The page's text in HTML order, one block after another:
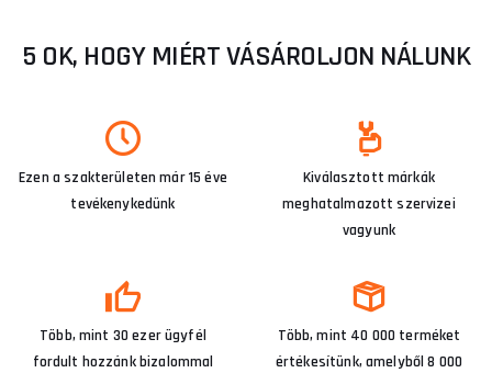
5 OK, HOGY MIÉRT VÁSÁROLJON NÁLUNK
Ezen a szakterületen már 15 éve
tevékenykedünk
Kiválasztott márkák
meghatalmazott szervizei
vagyunk
Több, mint 30 ezer ügyfél
fordult hozzánk bizalommal
Több, mint 40 000 terméket
értékesítünk, amelyből 8 000